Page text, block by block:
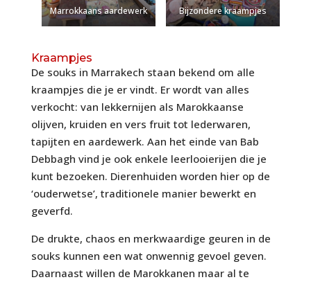
Marrokkaans aardewerk Bijzondere kraampjes
Kraampjes
De souks in Marrakech staan bekend om alle
kraampjes die je er vindt. Er wordt van alles
verkocht: van lekkernijen als Marokkaanse
olijven, kruiden en vers fruit tot lederwaren,
tapijten en aardewerk. Aan het einde van Bab
Debbagh vind je ook enkele leerlooierijen die je
kunt bezoeken. Dierenhuiden worden hier op de
‘ouderwetse’, traditionele manier bewerkt en
geverfd.
De drukte, chaos en merkwaardige geuren in de
souks kunnen een wat onwennig gevoel geven.
Daarnaast willen de Marokkanen maar al te